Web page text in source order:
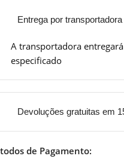
Entrega por transportadora
A transportadora
especificado
Devoluções gratuitas em
de Pagamento: